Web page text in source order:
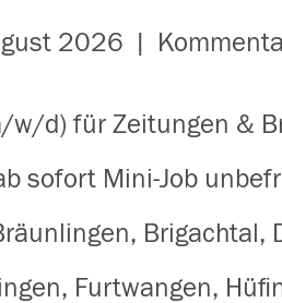
2026 |
w/d) für Zeitungen &
sofort Mini-Job
Brigachtal,
Furtwangen,